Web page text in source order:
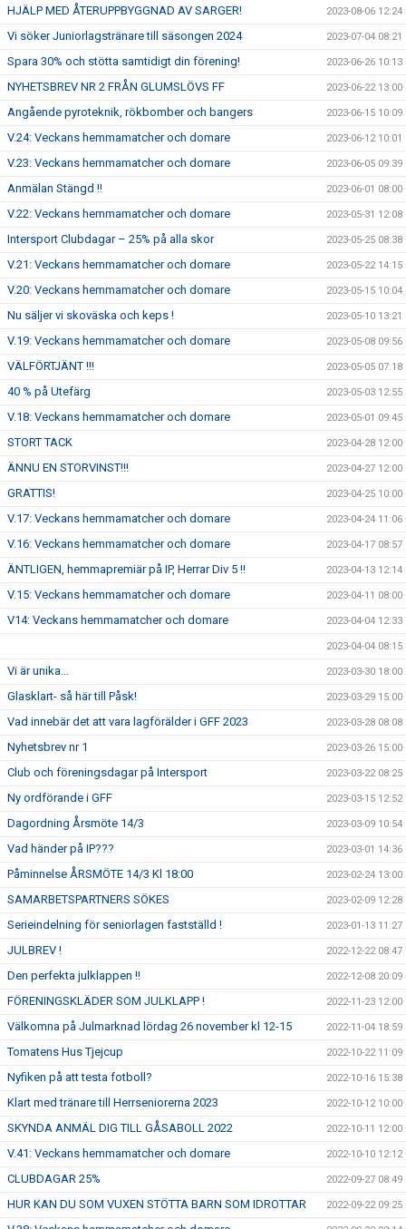
HJÄLP MED ÅTERUPPBYGGNAD AV SARGER! 2023-08-06 12:24
Vi söker Juniorlagstränare till säsongen 2024 2023-07-04 08:21
Spara 30% och stötta samtidigt din förening! 2023-06-26 10:13
NYHETSBREV NR 2 FRÅN GLUMSLÖVS FF 2023-06-22 13:00
Angående pyroteknik, rökbomber och bangers 2023-06-15 10:09
V.24: Veckans hemmamatcher och domare 2023-06-12 10:01
V.23: Veckans hemmamatcher och domare 2023-06-05 09:39
Anmälan Stängd !! 2023-06-01 08:00
V.22: Veckans hemmamatcher och domare 2023-05-31 12:08
Intersport Clubdagar – 25% på alla skor 2023-05-25 08:38
V.21: Veckans hemmamatcher och domare 2023-05-22 14:15
V.20: Veckans hemmamatcher och domare 2023-05-15 10:04
Nu säljer vi skoväska och keps ! 2023-05-10 13:21
V.19: Veckans hemmamatcher och domare 2023-05-08 09:56
VÄLFÖRTJÄNT !!! 2023-05-05 07:18
40 % på Utefärg 2023-05-03 12:55
V.18: Veckans hemmamatcher och domare 2023-05-01 09:45
STORT TACK 2023-04-28 12:00
ÄNNU EN STORVINST!!! 2023-04-27 12:00
GRATTIS! 2023-04-25 10:00
V.17: Veckans hemmamatcher och domare 2023-04-24 11:06
V.16: Veckans hemmamatcher och domare 2023-04-17 08:57
ÄNTLIGEN, hemmapremiär på IP, Herrar Div 5 !! 2023-04-13 12:14
V.15: Veckans hemmamatcher och domare 2023-04-11 08:00
V14: Veckans hemmamatcher och domare 2023-04-04 12:33
2023-04-04 08:15
Vi är unika... 2023-03-30 18:00
Glasklart- så här till Påsk! 2023-03-29 15:00
Vad innebär det att vara lagförälder i GFF 2023 2023-03-28 08:08
Nyhetsbrev nr 1 2023-03-26 15:00
Club och föreningsdagar på Intersport 2023-03-22 08:25
Ny ordförande i GFF 2023-03-15 12:52
Dagordning Årsmöte 14/3 2023-03-09 10:54
Vad händer på IP??? 2023-03-01 14:36
Påminnelse ÅRSMÖTE 14/3 Kl 18:00 2023-02-24 13:00
SAMARBETSPARTNERS SÖKES 2023-02-09 12:28
Serieindelning för seniorlagen fastställd ! 2023-01-13 11:27
JULBREV ! 2022-12-22 08:47
Den perfekta julklappen !! 2022-12-08 20:09
FÖRENINGSKLÄDER SOM JULKLAPP ! 2022-11-23 12:00
Välkomna på Julmarknad lördag 26 november kl 12-15 2022-11-04 18:59
Tomatens Hus Tjejcup 2022-10-22 11:09
Nyfiken på att testa fotboll? 2022-10-16 15:38
Klart med tränare till Herrseniorerna 2023 2022-10-12 10:00
SKYNDA ANMÄL DIG TILL GÅSABOLL 2022 2022-10-11 12:00
V.41: Veckans hemmamatcher och domare 2022-10-10 12:12
CLUBDAGAR 25% 2022-09-27 08:49
HUR KAN DU SOM VUXEN STÖTTA BARN SOM IDROTTAR 2022-09-22 09:25